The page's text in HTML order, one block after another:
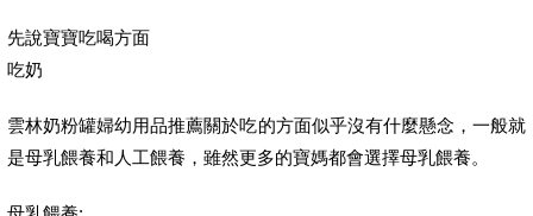
先說寶寶吃喝方面
吃奶
雲林奶粉罐婦幼用品推薦關於吃的方面似乎沒有什麼懸念，一般就
是母乳餵養和人工餵養，雖然更多的寶媽都會選擇母乳餵養。